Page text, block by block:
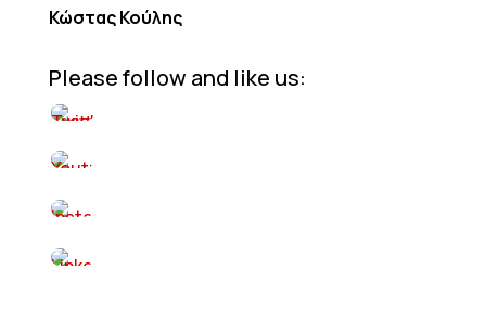
Κώστας Κούλης
Please follow and like us: